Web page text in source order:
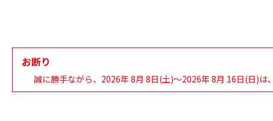
お断り
誠に勝手ながら、2026年 8月 8日(土)～2026年 8月 16日(日)は